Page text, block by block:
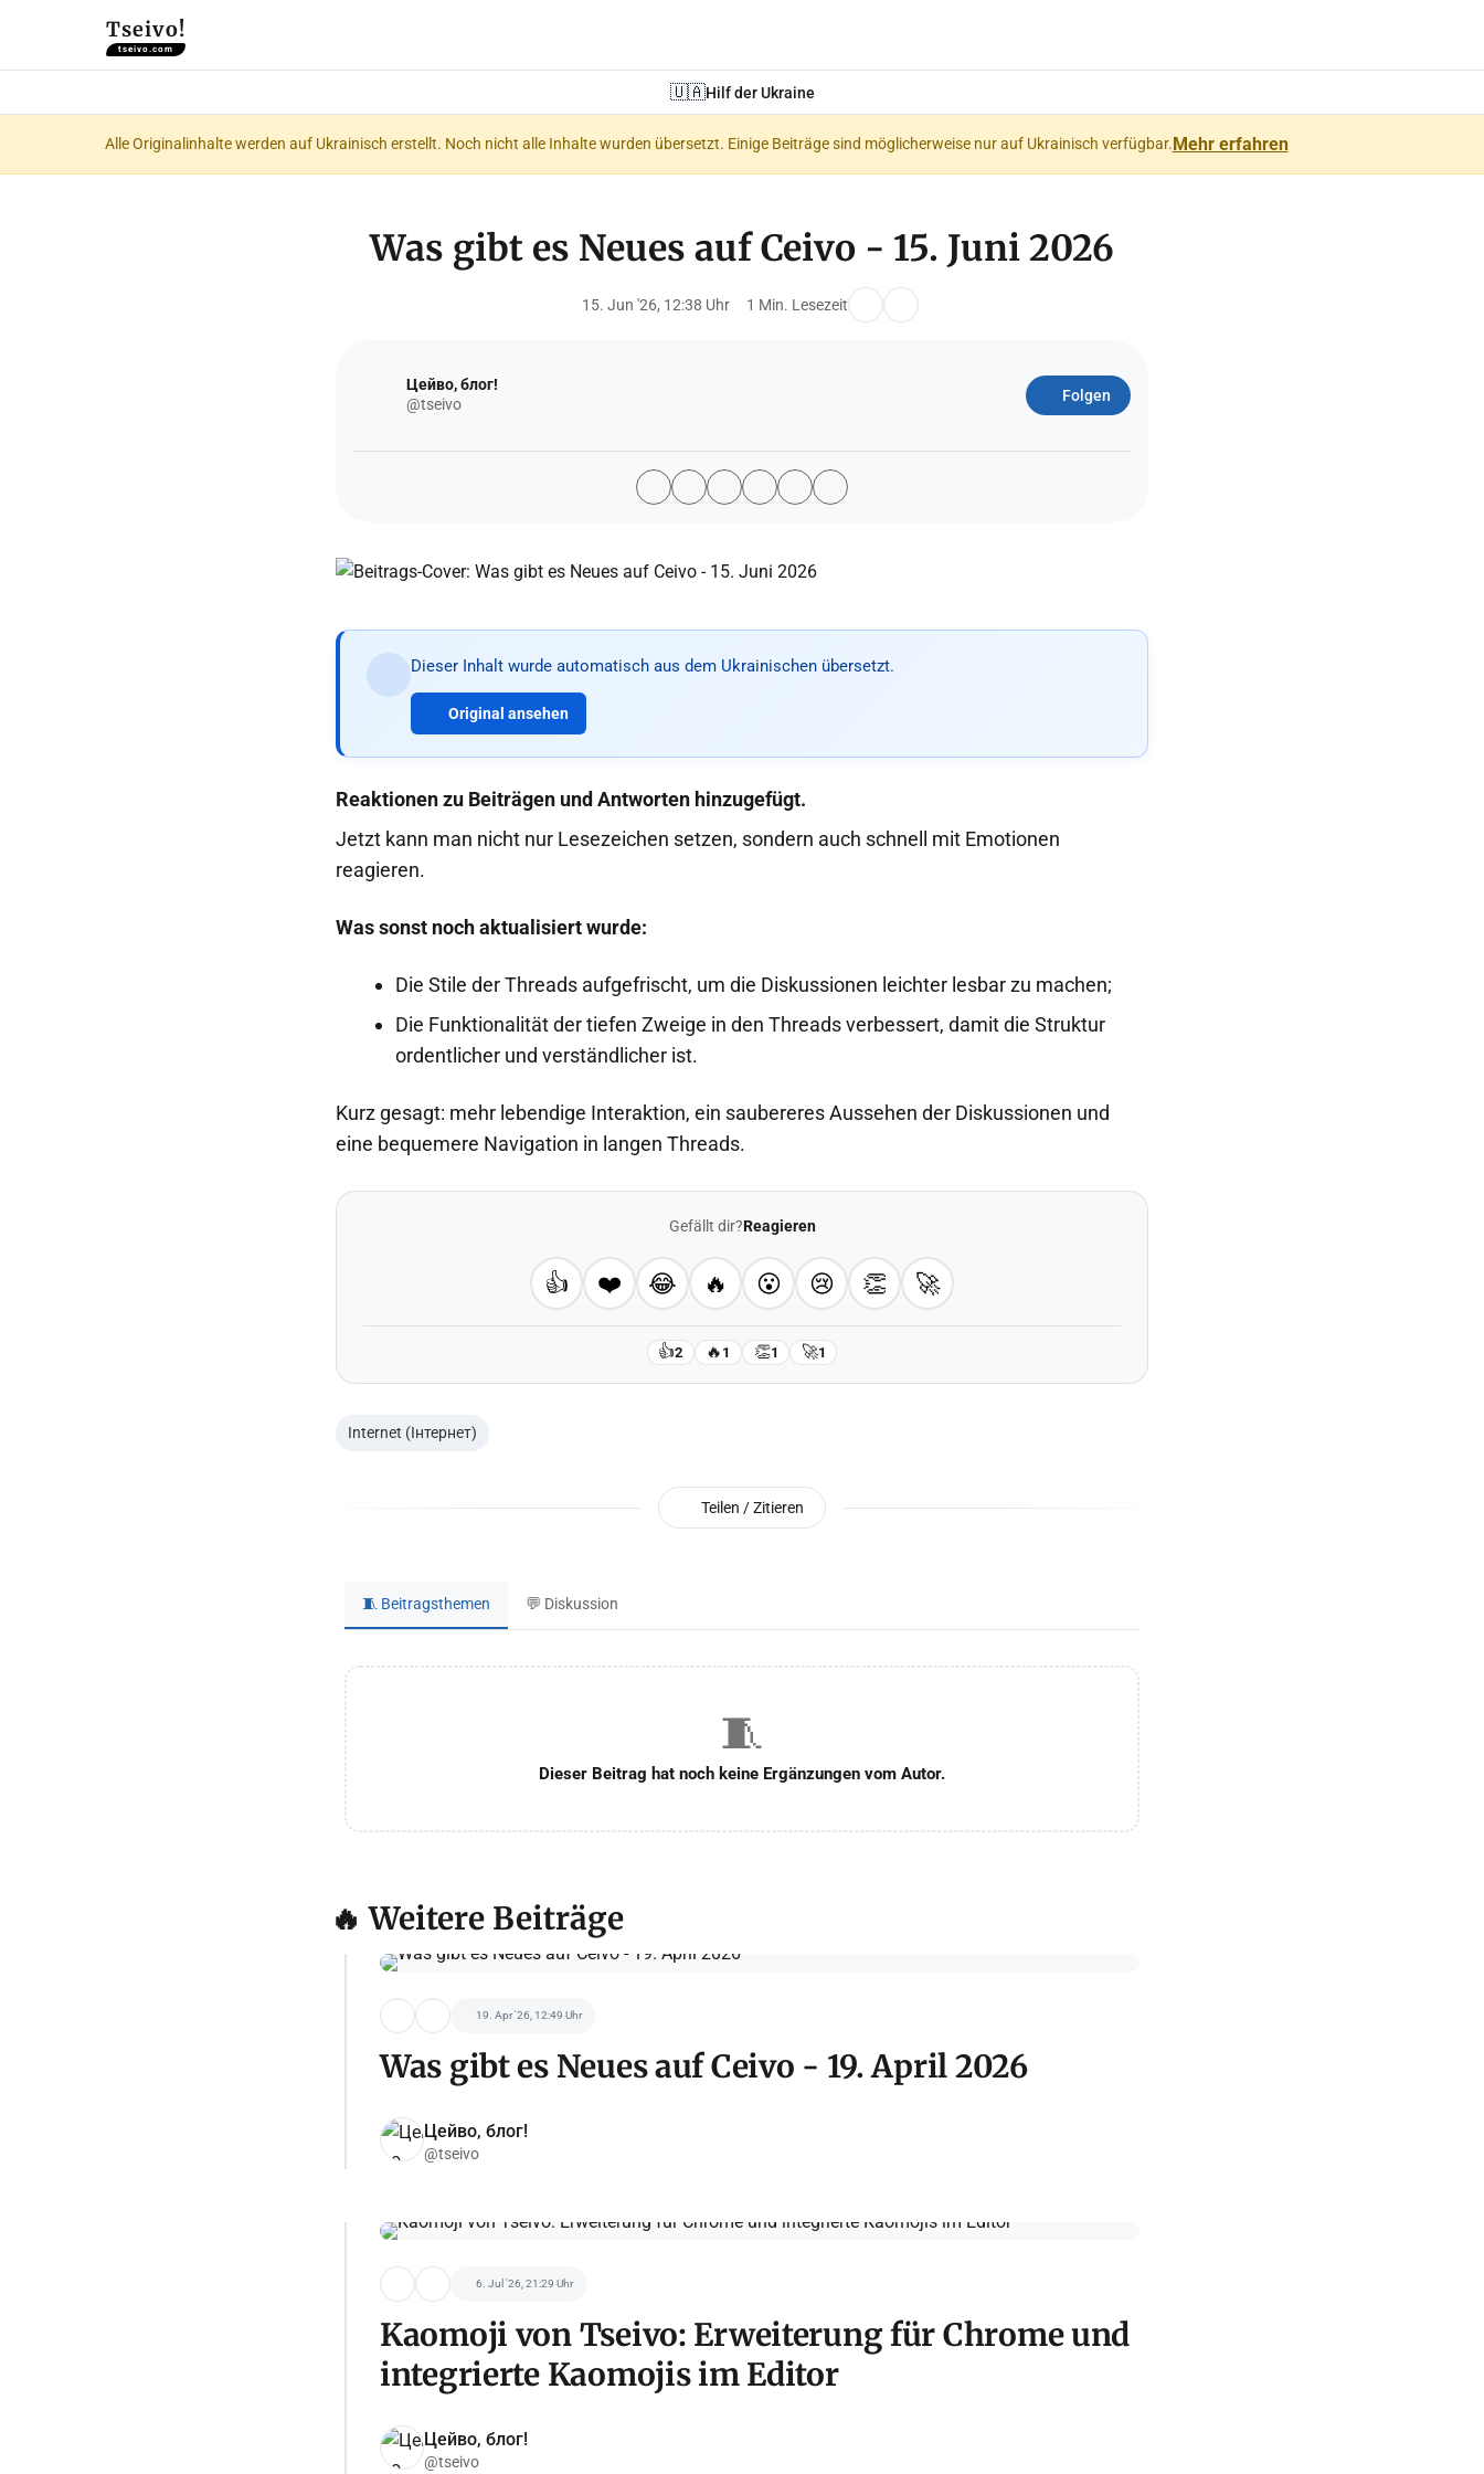
Tseivo!
tseivo.com
🇺🇦Hilf der Ukraine
Alle Originalinhalte werden auf Ukrainisch erstellt. Noch nicht alle Inhalte wurden übersetzt. Einige Beiträge sind möglicherweise nur auf Ukrainisch verfügbar.Mehr erfahren
Was gibt es Neues auf Ceivo - 15. Juni 2026
15. Jun '26, 12:38 Uhr 1 Min. Lesezeit
Цейво, блог!
@tseivo
Folgen
Dieser Inhalt wurde automatisch aus dem Ukrainischen übersetzt.
Original ansehen
Reaktionen zu Beiträgen und Antworten hinzugefügt.
Jetzt kann man nicht nur Lesezeichen setzen, sondern auch schnell mit Emotionen
reagieren.
Was sonst noch aktualisiert wurde:
Die Stile der Threads aufgefrischt, um die Diskussionen leichter lesbar zu machen;
Die Funktionalität der tiefen Zweige in den Threads verbessert, damit die Struktur
ordentlicher und verständlicher ist.
Kurz gesagt: mehr lebendige Interaktion, ein saubereres Aussehen der Diskussionen und
eine bequemere Navigation in langen Threads.
Gefällt dir?Reagieren
👍 ❤️ 😂 🔥 😮 😢 👏 🚀
👍2 🔥 1 👏1 🚀1
Internet (Інтернет)
Teilen / Zitieren
🧵 Beitragsthemen 💬 Diskussion
🧵
Dieser Beitrag hat noch keine Ergänzungen vom Autor.
🔥 Weitere Beiträge
19. Apr '26, 12:49 Uhr
Was gibt es Neues auf Ceivo - 19. April 2026
Цейво, блог!
@tseivo
6. Jul '26, 21:29 Uhr
Kaomoji von Tseivo: Erweiterung für Chrome und
integrierte Kaomojis im Editor
Цейво, блог!
@tseivo